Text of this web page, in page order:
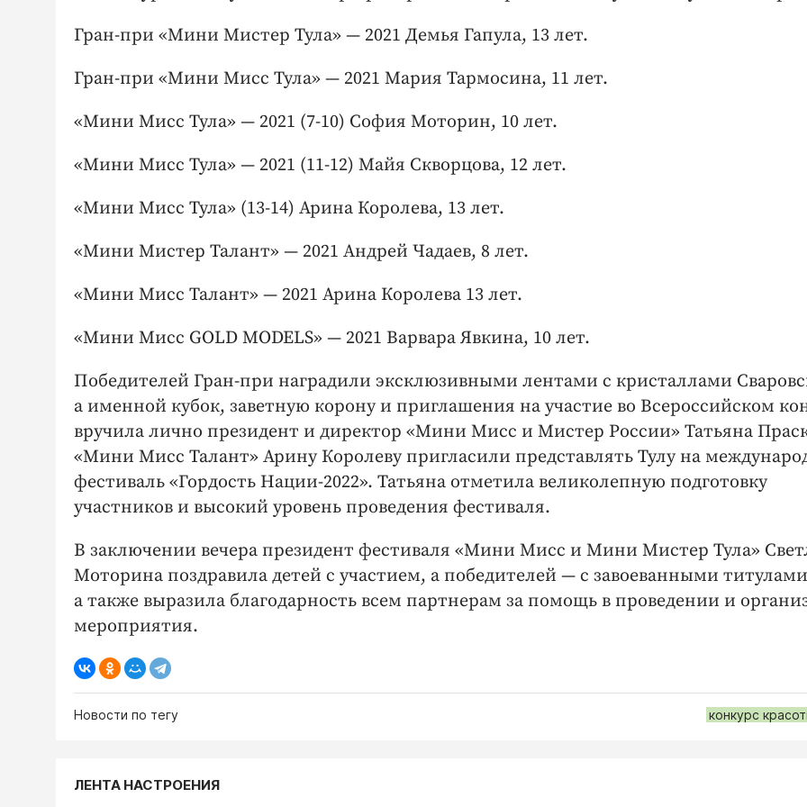
Гран-при «Мини Мистер Тула» — 2021 Демья Гапула, 13 лет.
Гран-при «Мини Мисс Тула» — 2021 Мария Тармосина, 11 лет.
«Мини Мисс Тула» — 2021 (7-10) София Моторин, 10 лет.
«Мини Мисс Тула» — 2021 (11-12) Майя Скворцова, 12 лет.
«Мини Мисс Тула» (13-14) Арина Королева, 13 лет.
«Мини Мистер Талант» — 2021 Андрей Чадаев, 8 лет.
«Мини Мисс Талант» — 2021 Арина Королева 13 лет.
«Мини Мисс GOLD MODELS» — 2021 Варвара Явкина, 10 лет.
Победителей Гран-при наградили эксклюзивными лентами с кристаллами
а именной кубок, заветную корону и приглашения на участие во Всероссийском
вручила лично президент и директор «Мини Мисс и Мистер России» Татьяна
«Мини Мисс Талант» Арину Королеву пригласили представлять Тулу на
фестиваль «Гордость Нации-2022». Татьяна отметила великолепную подготовку
участников и высокий уровень проведения фестиваля.
В заключении вечера президент фестиваля «Мини Мисс и Мини Мистер Тула»
Моторина поздравила детей с участием, а победителей — с завоеванными
а также выразила благодарность всем партнерам за помощь в проведении и
мероприятия.
Новости по тегу конкурс
ЛЕНТА НАСТРОЕНИЯ